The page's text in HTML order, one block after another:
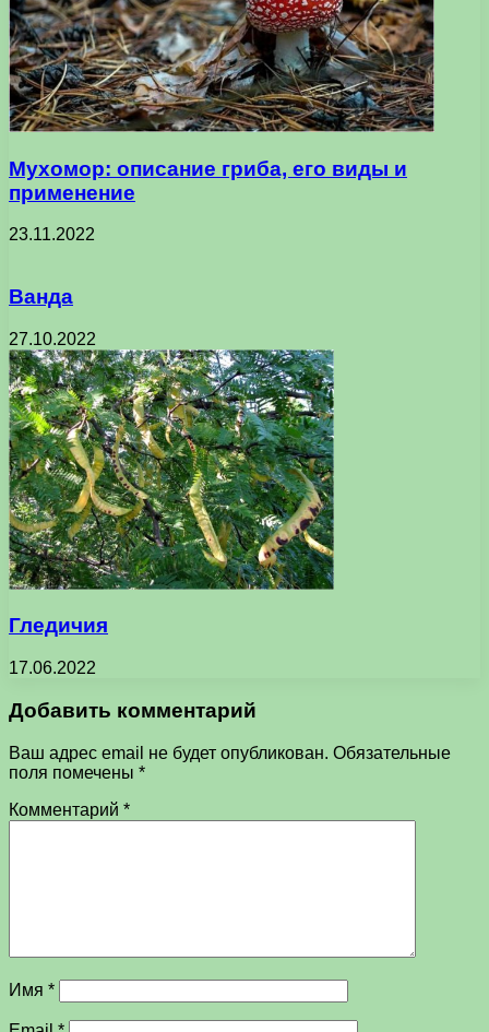
Мухомор: описание гриба, его виды и
применение
23.11.2022
Ванда
27.10.2022
Гледичия
17.06.2022
Добавить комментарий
Ваш адрес email не будет опубликован. Обязательные
поля помечены *
Комментарий *
Имя *